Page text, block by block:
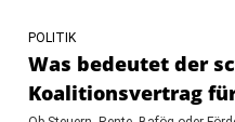
POLITIK
Was bedeutet der
Koalitionsvertrag